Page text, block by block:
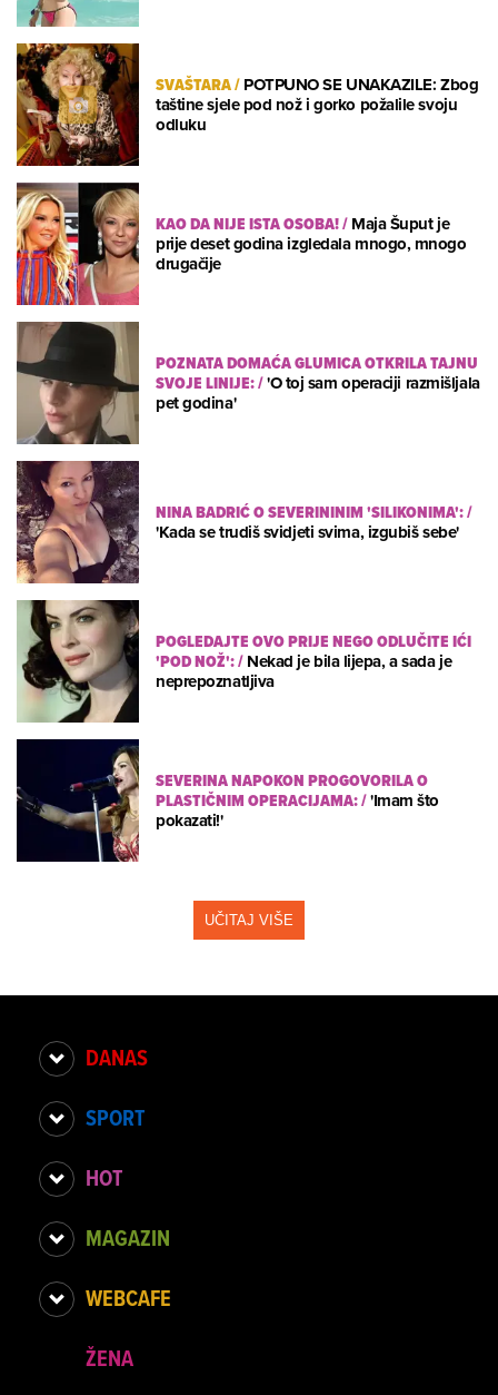
SVAŠTARA/POTPUNO SE UNAKAZILE: Zbog
taštine sjele pod nož i gorko požalile svoju
odluku
KAO DA NIJE ISTA OSOBA!/Maja Šuput je
prije deset godina izgledala mnogo, mnogo
drugačije
POZNATA DOMAĆA GLUMICA OTKRILA TAJNU
SVOJE LINIJE:/'O toj sam operaciji razmišljala
pet godina'
NINA BADRIĆ O SEVERININIM 'SILIKONIMA':/
'Kada se trudiš svidjeti svima, izgubiš sebe'
POGLEDAJTE OVO PRIJE NEGO ODLUČITE IĆI
'POD NOŽ':/Nekad je bila lijepa, a sada je
neprepoznatljiva
SEVERINA NAPOKON PROGOVORILA O
PLASTIČNIM OPERACIJAMA:/'Imam što
pokazati!'
UČITAJ VIŠE
DANAS
SPORT
HOT
MAGAZIN
WEBCAFE
ŽENA